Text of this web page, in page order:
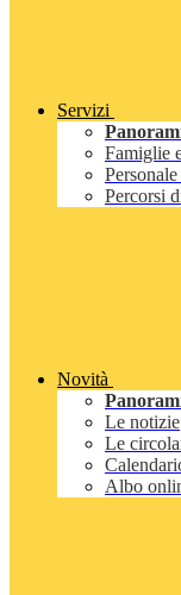
Servizi
Famiglie
Percorsi
Novità
Le notizie
Le
Albo